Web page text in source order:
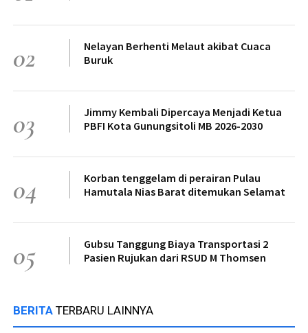
02
Nelayan Berhenti Melaut akibat Cuaca
Buruk
03
Jimmy Kembali Dipercaya Menjadi Ketua
PBFI Kota Gunungsitoli MB 2026-2030
04
Korban tenggelam di perairan Pulau
Hamutala Nias Barat ditemukan Selamat
05
Gubsu Tanggung Biaya Transportasi 2
Pasien Rujukan dari RSUD M Thomsen
BERITA TERBARU LAINNYA